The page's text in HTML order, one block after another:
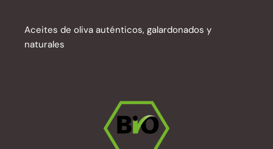
Aceites de oliva auténticos, galardonados y
naturales